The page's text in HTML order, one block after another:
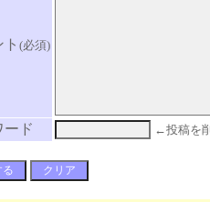
(必須)
ード ←投稿を